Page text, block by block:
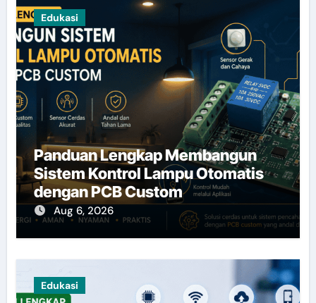
Edukasi
Panduan Lengkap Membangun
Sistem Kontrol Lampu Otomatis
dengan PCB Custom
Aug 6, 2026
Edukasi